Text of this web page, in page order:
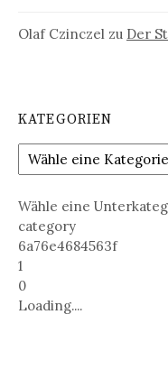
Olaf Czinczel zu Der
KATEGORIEN
Wähle eine
category
6a76e4684563f
1
0
Loading....